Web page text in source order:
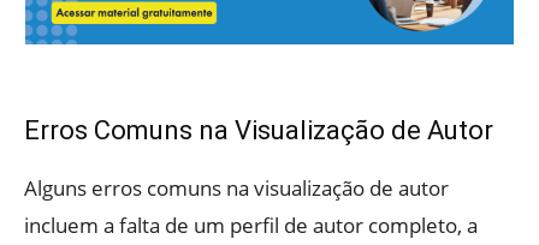
Erros Comuns na Visualização de Autor
Alguns erros comuns na visualização de autor
incluem a falta de um perfil de autor completo, a